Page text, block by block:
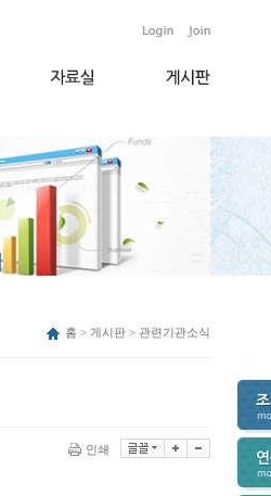
홈 > 게시판 > 관련기관소식
인쇄